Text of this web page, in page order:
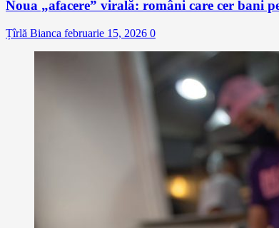
Noua „afacere” virală: români care cer bani
Țîrlă Bianca februarie 15, 2026 0